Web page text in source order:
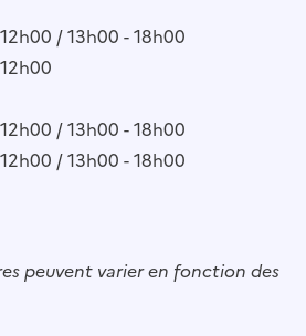
/ 13h00 - 18h00
/ 13h00 - 18h00
/ 13h00 - 18h00
peuvent varier en fonction des